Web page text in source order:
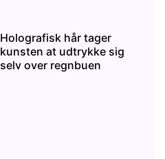
Holografisk hår tager
kunsten at udtrykke sig
selv over regnbuen